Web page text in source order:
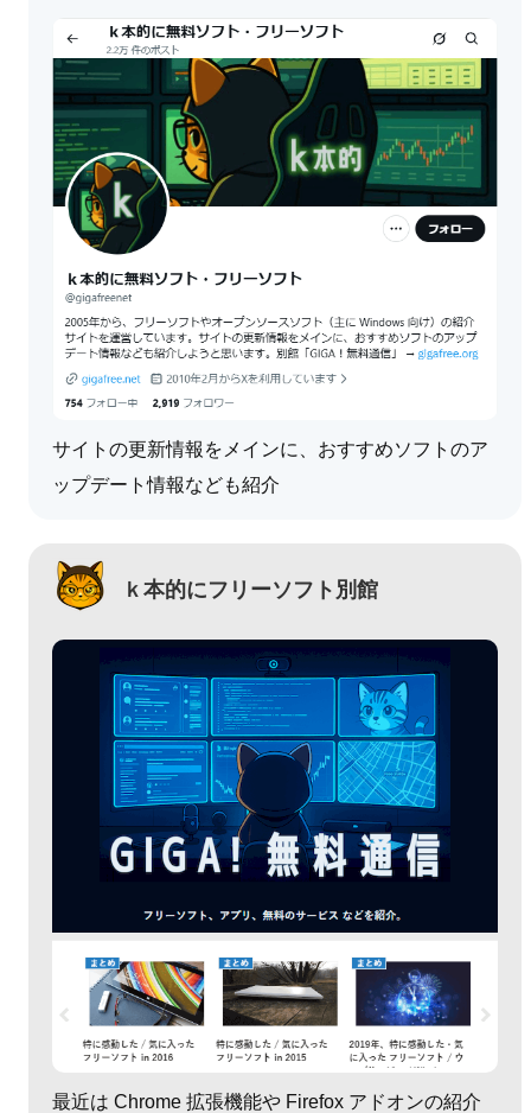
サイトの更新情報をメインに、おすすめソフトのア
ップデート情報なども紹介
ｋ本的にフリーソフト別館
最近は Chrome 拡張機能や Firefox アドオンの紹介